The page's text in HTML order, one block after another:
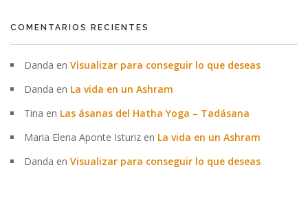
COMENTARIOS RECIENTES
Danda en Visualizar para conseguir lo que deseas
Danda en La vida en un Ashram
Tina en Las ásanas del Hatha Yoga – Tadásana
Maria Elena Aponte Isturiz en La vida en un Ashram
Danda en Visualizar para conseguir lo que deseas